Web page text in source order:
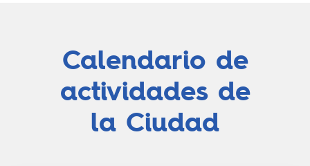
Calendario de
actividades de
la Ciudad